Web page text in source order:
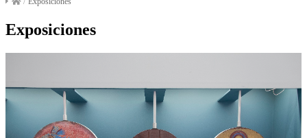
Exposiciones